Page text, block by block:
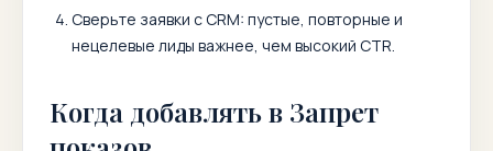
Сверьте заявки с CRM: пустые, повторные и
нецелевые лиды важнее, чем высокий CTR.
Когда добавлять в Запрет